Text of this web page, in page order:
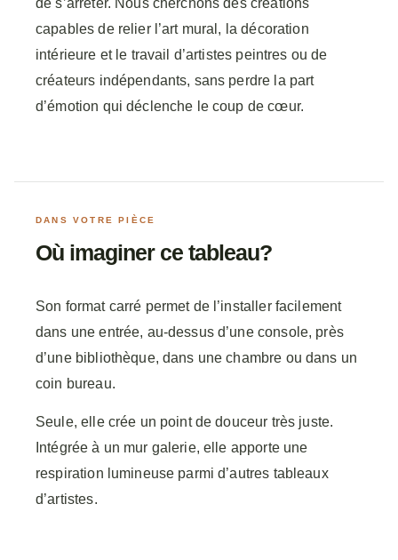
de s’arrêter. Nous cherchons des créations
capables de relier l’art mural, la décoration
intérieure et le travail d’artistes peintres ou de
créateurs indépendants, sans perdre la part
d’émotion qui déclenche le coup de cœur.
DANS VOTRE PIÈCE
Où imaginer ce tableau?
Son format carré permet de l’installer facilement
dans une entrée, au-dessus d’une console, près
d’une bibliothèque, dans une chambre ou dans un
coin bureau.
Seule, elle crée un point de douceur très juste.
Intégrée à un mur galerie, elle apporte une
respiration lumineuse parmi d’autres tableaux
d’artistes.